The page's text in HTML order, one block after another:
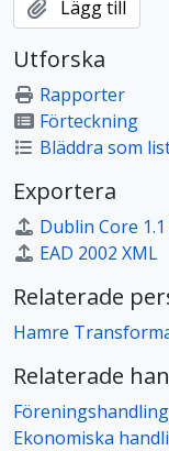
Lägg till
Utforska
Rapporter
Förteckning
Bläddra som
Exportera
Dublin Core
EAD 2002 XML
Relaterade
Hamre
Relaterade
Ekonomiska